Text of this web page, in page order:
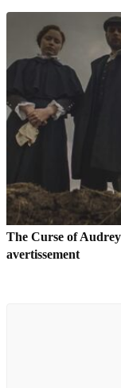
The Curse of
avertissement